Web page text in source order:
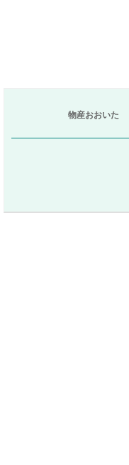
物産おおいた